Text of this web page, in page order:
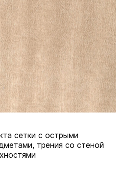
сетки с острыми
трения со стеной